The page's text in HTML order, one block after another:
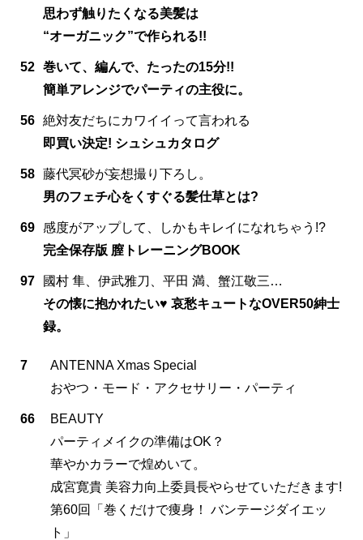
思わず触りたくなる美髪は
“オーガニック”で作られる!!
52 巻いて、編んで、たったの15分!!
簡単アレンジでパーティの主役に。
56 絶対友だちにカワイイって言われる
即買い決定! シュシュカタログ
58 藤代冥砂が妄想撮り下ろし。
男のフェチ心をくすぐる髪仕草とは?
69 感度がアップして、しかもキレイになれちゃう!?
完全保存版 膣トレーニングBOOK
97
國村 隼、伊武雅刀、平田 満、蟹江敬三…
その懐に抱かれたい♥ 哀愁キュートなOVER50紳士
録。
7
ANTENNA Xmas Special
おやつ・モード・アクセサリー・パーティ
66
BEAUTY
パーティメイクの準備はOK？
華やかカラーで煌めいて。
成宮寛貴 美容力向上委員長やらせていただきます!
第60回「巻くだけで痩身！ バンテージダイエッ
ト」